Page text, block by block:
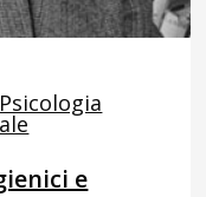
Psicologia
e